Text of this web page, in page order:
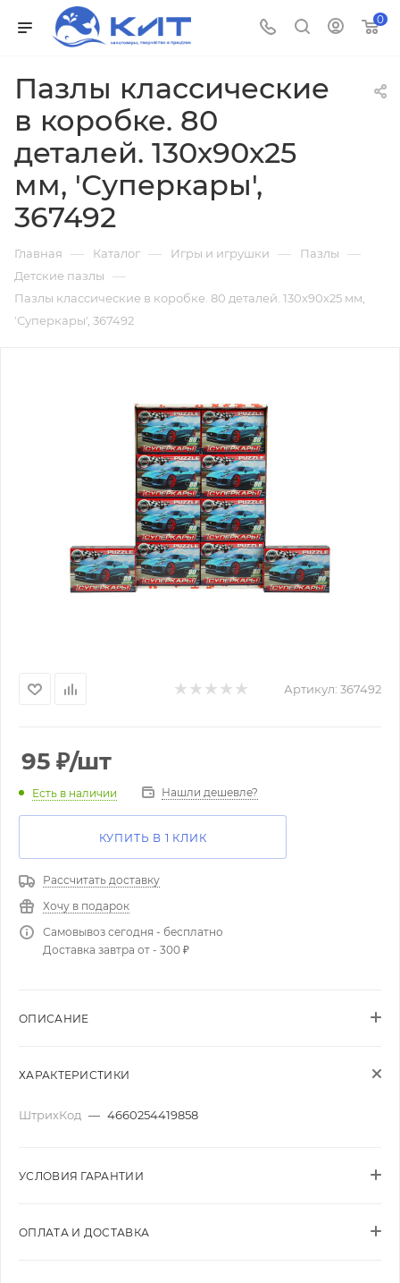
0
Пазлы классические
в коробке. 80
деталей. 130х90х25
мм, 'Суперкары',
367492
Главная — Каталог — Игры и игрушки — Пазлы —
Детские пазлы —
Пазлы классические в коробке. 80 деталей. 130х90х25 мм,
'Суперкары', 367492
Артикул: 367492
95 ₽/шт
Есть в наличии Нашли дешевле?
КУПИТЬ В 1 КЛИК
Рассчитать доставку
Хочу в подарок
Самовывоз сегодня - бесплатно
Доставка завтра от - 300 ₽
ОПИСАНИЕ
ХАРАКТЕРИСТИКИ
ШтрихКод — 4660254419858
УСЛОВИЯ ГАРАНТИИ
ОПЛАТА И ДОСТАВКА